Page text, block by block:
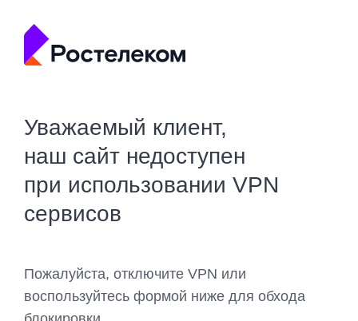
Уважаемый клиент,
наш сайт недоступен
при использовании VPN
сервисов
Пожалуйста, отключите VPN или
воспользуйтесь формой ниже для обхода